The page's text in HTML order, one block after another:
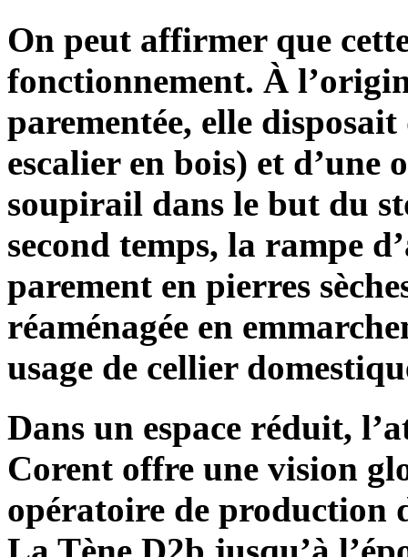
On peut affirmer que
fonctionnement. À
parementée, elle
escalier en bois) et d’une
soupirail dans le but du
second temps, la rampe
parement en pierres
réaménagée en
usage de cellier
Dans un espace réduit,
Corent offre une vision
opératoire de production